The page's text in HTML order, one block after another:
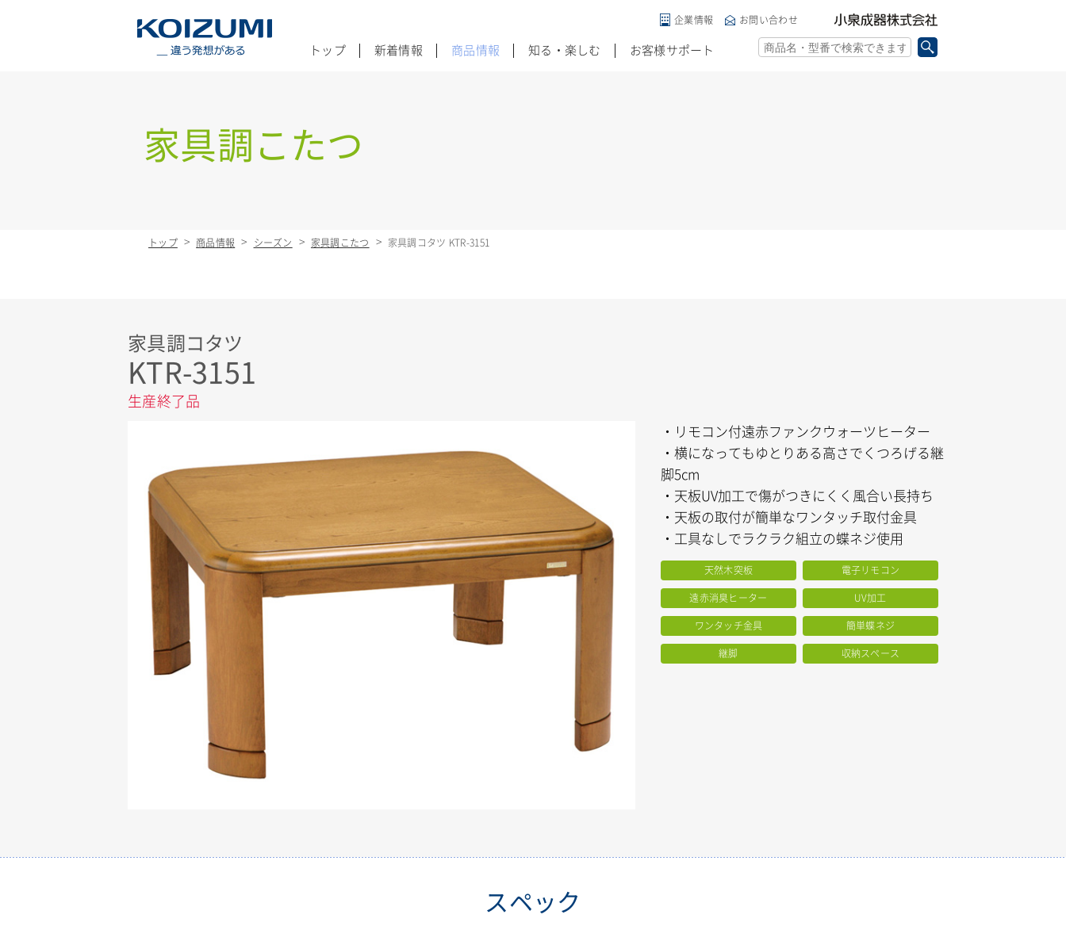
トップ 新着情報 商品情報 知る・楽しむ お客様サポート
企業情報 お問い合わせ
家具調こたつ
トップ 商品情報 シーズン 家具調こたつ 家具調コタツ KTR-3151
家具調コタツ
KTR-3151
生産終了品
・リモコン付遠赤ファンクウォーツヒーター
・横になってもゆとりある高さでくつろげる継
脚5cm
・天板UV加工で傷がつきにくく風合い長持ち
・天板の取付が簡単なワンタッチ取付金具
・工具なしでラクラク組立の蝶ネジ使用
天然木突板 電子リモコン
遠赤消臭ヒーター UV加工
ワンタッチ金具 簡単蝶ネジ
継脚 収納スペース
スペック